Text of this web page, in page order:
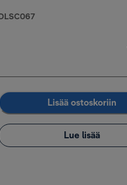
DLSC067
Lisää ostoskoriin
Lue lisää